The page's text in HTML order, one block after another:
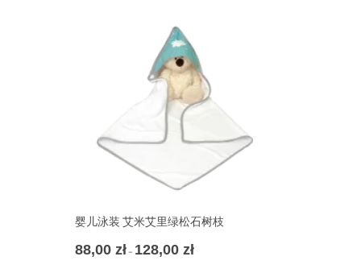
至
132,00 zł
婴儿泳装 艾米艾里绿松石树枝
88,00 zł– 128,00 zł价